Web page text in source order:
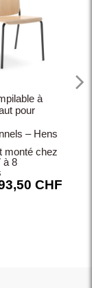
à
pour
– Hens
monté chez
à 8
CHF